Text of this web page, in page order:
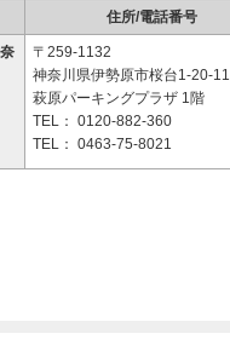
住所/電話番号
〒259-1132
神奈川県伊勢原市桜台1-20-11
萩原パーキングプラザ 1階
TEL： 0120-882-360
TEL： 0463-75-8021